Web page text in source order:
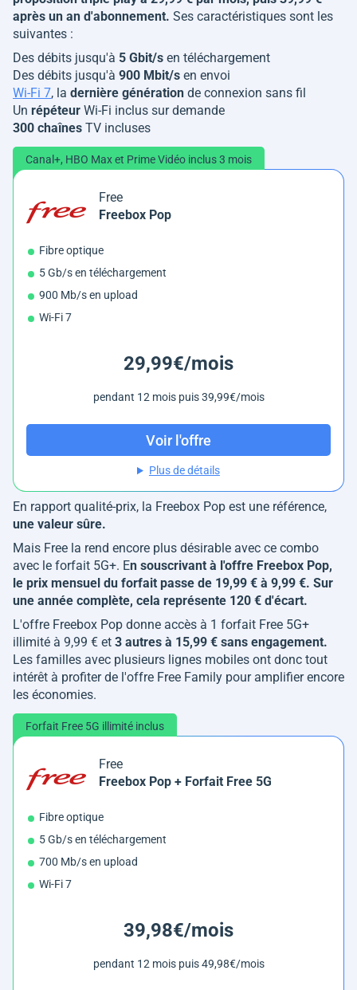
après un an d'abonnement. Ses caractéristiques sont les
suivantes :
Des débits jusqu'à 5 Gbit/s en téléchargement
Des débits jusqu'à 900 Mbit/s en envoi
Wi-Fi 7, la dernière génération de connexion sans fil
Un répéteur Wi-Fi inclus sur demande
300 chaînes TV incluses
Canal+, HBO Max et Prime Vidéo inclus 3 mois
Free
Freebox Pop
Fibre optique
5 Gb/s en téléchargement
900 Mb/s en upload
Wi-Fi 7
29,99€/mois
pendant 12 mois puis 39,99€/mois
Voir l'offre
Plus de détails
En rapport qualité-prix, la Freebox Pop est une référence,
une valeur sûre.
Mais Free la rend encore plus désirable avec ce combo
avec le forfait 5G+. En souscrivant à l'offre Freebox Pop,
le prix mensuel du forfait passe de 19,99 € à 9,99 €. Sur
une année complète, cela représente 120 € d'écart.
L'offre Freebox Pop donne accès à 1 forfait Free 5G+
illimité à 9,99 € et 3 autres à 15,99 € sans engagement.
Les familles avec plusieurs lignes mobiles ont donc tout
intérêt à profiter de l'offre Free Family pour amplifier encore
les économies.
Forfait Free 5G illimité inclus
Free
Freebox Pop + Forfait Free 5G
Fibre optique
5 Gb/s en téléchargement
700 Mb/s en upload
Wi-Fi 7
39,98€/mois
pendant 12 mois puis 49,98€/mois